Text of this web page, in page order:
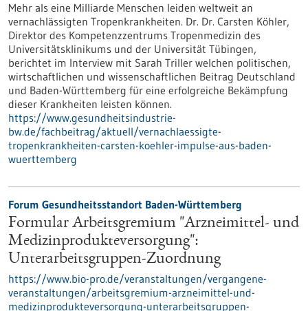
Mehr als eine Milliarde Menschen leiden weltweit an
vernachlässigten Tropenkrankheiten. Dr. Dr. Carsten Köhler,
Direktor des Kompetenzzentrums Tropenmedizin des
Universitätsklinikums und der Universität Tübingen,
berichtet im Interview mit Sarah Triller welchen politischen,
wirtschaftlichen und wissenschaftlichen Beitrag Deutschland
und Baden-Württemberg für eine erfolgreiche Bekämpfung
dieser Krankheiten leisten können.
https://www.gesundheitsindustrie-
bw.de/fachbeitrag/aktuell/vernachlaessigte-
tropenkrankheiten-carsten-koehler-impulse-aus-baden-
wuerttemberg
Forum Gesundheitsstandort Baden-Württemberg
Formular Arbeitsgremium "Arzneimittel- und
Medizinprodukteversorgung":
Unterarbeitsgruppen-Zuordnung
https://www.bio-pro.de/veranstaltungen/vergangene-
veranstaltungen/arbeitsgremium-arzneimittel-und-
medizinprodukteversorgung-unterarbeitsgruppen-